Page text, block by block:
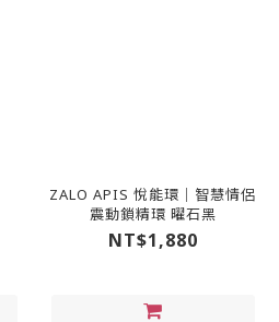
ZALO APIS 悅能環｜智慧情侶
震動鎖精環 曜石黑
NT$1,880